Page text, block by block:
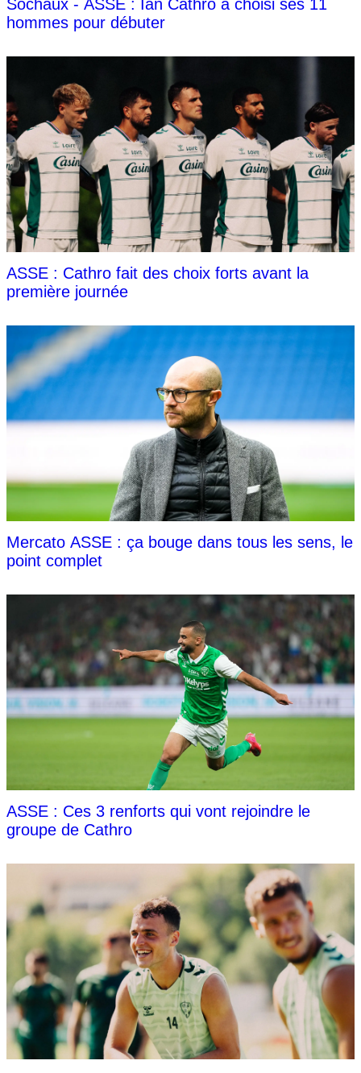
Sochaux - ASSE : Ian Cathro a choisi ses 11
hommes pour débuter
ASSE : Cathro fait des choix forts avant la
première journée
Mercato ASSE : ça bouge dans tous les sens, le
point complet
ASSE : Ces 3 renforts qui vont rejoindre le
groupe de Cathro